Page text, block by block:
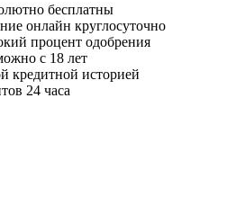
бесплатны
онлайн круглосуточно
процент одобрения
с 18 лет
кредитной историей
24 часа